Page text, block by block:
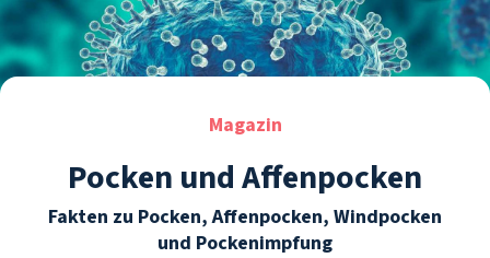
Magazin
Pocken und Affenpocken
Fakten zu Pocken, Affenpocken, Windpocken
und Pockenimpfung